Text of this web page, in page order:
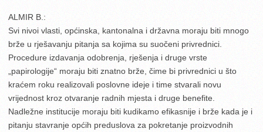
ALMIR B.:
Svi nivoi vlasti, općinska, kantonalna i državna moraju biti mnogo
brže u rješavanju pitanja sa kojima su suočeni privrednici.
Procedure izdavanja odobrenja, rješenja i druge vrste
„papirologije“ moraju biti znatno brže, čime bi privrednici u što
kraćem roku realizovali poslovne ideje i time stvarali novu
vrijednost kroz otvaranje radnih mjesta i druge benefite.
Nadležne institucije moraju biti kudikamo efikasnije i brže kada je i
pitanju stavranje općih preduslova za pokretanje proizvodnih